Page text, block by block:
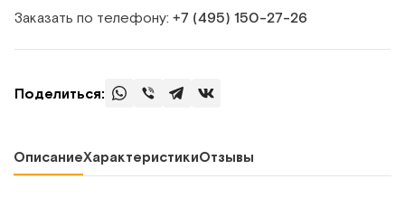
Заказать по телефону: +7 (495) 150‑27‑26
Поделиться:
ОписаниеХарактеристикиОтзывы